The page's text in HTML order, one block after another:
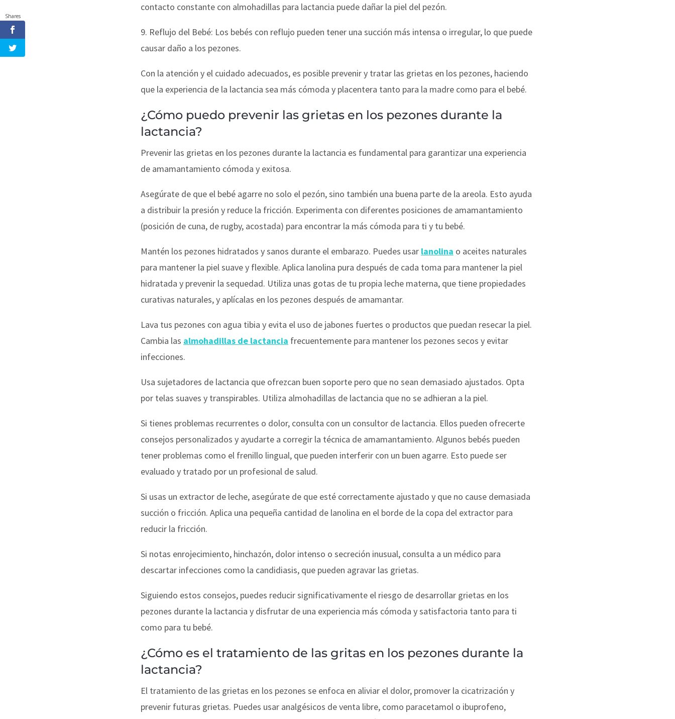
contacto constante con almohadillas para lactancia puede dañar la piel del pezón.
9. Reflujo del Bebé: Los bebés con reflujo pueden tener una succión más intensa o irregular, lo que puede
causar daño a los pezones.
Con la atención y el cuidado adecuados, es posible prevenir y tratar las grietas en los pezones, haciendo
que la experiencia de la lactancia sea más cómoda y placentera tanto para la madre como para el bebé.
¿Cómo puedo prevenir las grietas en los pezones durante la
lactancia?
Prevenir las grietas en los pezones durante la lactancia es fundamental para garantizar una experiencia
de amamantamiento cómoda y exitosa.
Asegúrate de que el bebé agarre no solo el pezón, sino también una buena parte de la areola. Esto ayuda
a distribuir la presión y reduce la fricción. Experimenta con diferentes posiciones de amamantamiento
(posición de cuna, de rugby, acostada) para encontrar la más cómoda para ti y tu bebé.
Mantén los pezones hidratados y sanos durante el embarazo. Puedes usar lanolina o aceites naturales
para mantener la piel suave y flexible. Aplica lanolina pura después de cada toma para mantener la piel
hidratada y prevenir la sequedad. Utiliza unas gotas de tu propia leche materna, que tiene propiedades
curativas naturales, y aplícalas en los pezones después de amamantar.
Lava tus pezones con agua tibia y evita el uso de jabones fuertes o productos que puedan resecar la piel.
Cambia las almohadillas de lactancia frecuentemente para mantener los pezones secos y evitar
infecciones.
Usa sujetadores de lactancia que ofrezcan buen soporte pero que no sean demasiado ajustados. Opta
por telas suaves y transpirables. Utiliza almohadillas de lactancia que no se adhieran a la piel.
Si tienes problemas recurrentes o dolor, consulta con un consultor de lactancia. Ellos pueden ofrecerte
consejos personalizados y ayudarte a corregir la técnica de amamantamiento. Algunos bebés pueden
tener problemas como el frenillo lingual, que pueden interferir con un buen agarre. Esto puede ser
evaluado y tratado por un profesional de salud.
Si usas un extractor de leche, asegúrate de que esté correctamente ajustado y que no cause demasiada
succión o fricción. Aplica una pequeña cantidad de lanolina en el borde de la copa del extractor para
reducir la fricción.
Si notas enrojecimiento, hinchazón, dolor intenso o secreción inusual, consulta a un médico para
descartar infecciones como la candidiasis, que pueden agravar las grietas.
Siguiendo estos consejos, puedes reducir significativamente el riesgo de desarrollar grietas en los
pezones durante la lactancia y disfrutar de una experiencia más cómoda y satisfactoria tanto para ti
como para tu bebé.
¿Cómo es el tratamiento de las gritas en los pezones durante la
lactancia?
El tratamiento de las grietas en los pezones se enfoca en aliviar el dolor, promover la cicatrización y
prevenir futuras grietas. Puedes usar analgésicos de venta libre, como paracetamol o ibuprofeno,
Shares